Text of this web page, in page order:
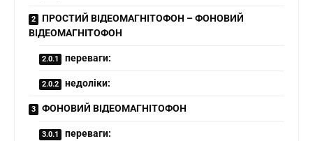
ПРОСТИЙ ВІДЕОМАГНІТОФОН – ФОНОВИЙ
ВІДЕОМАГНІТОФОН
переваги:
недоліки:
ФОНОВИЙ ВІДЕОМАГНІТОФОН
переваги: